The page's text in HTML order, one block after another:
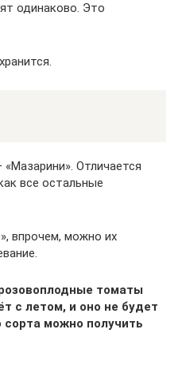
одинаково. Это
Отличается
все остальные
впрочем, можно их
томаты
с летом, и оно не будет
сорта можно получить